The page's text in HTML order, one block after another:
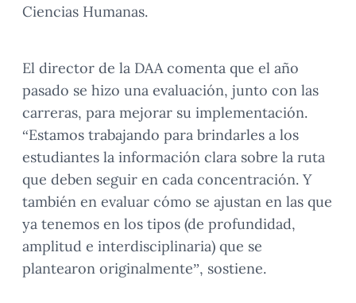
Ciencias Humanas.
El director de la DAA comenta que el año
pasado se hizo una evaluación, junto con las
carreras, para mejorar su implementación.
“Estamos trabajando para brindarles a los
estudiantes la información clara sobre la ruta
que deben seguir en cada concentración. Y
también en evaluar cómo se ajustan en las que
ya tenemos en los tipos (de profundidad,
amplitud e interdisciplinaria) que se
plantearon originalmente”, sostiene.